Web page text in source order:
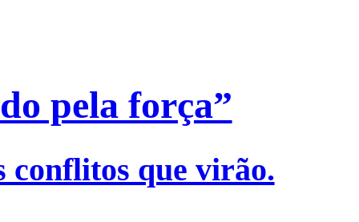
pela força”
conflitos que virão.